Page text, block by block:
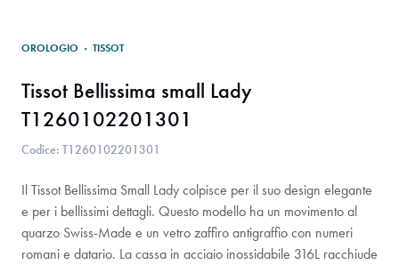
OROLOGIO · TISSOT
Tissot Bellissima small Lady
T1260102201301
Codice: T1260102201301
Il Tissot Bellissima Small Lady colpisce per il suo design elegante
e per i bellissimi dettagli. Questo modello ha un movimento al
quarzo Swiss-Made e un vetro zaffiro antigraffio con numeri
romani e datario. La cassa in acciaio inossidabile 316L racchiude